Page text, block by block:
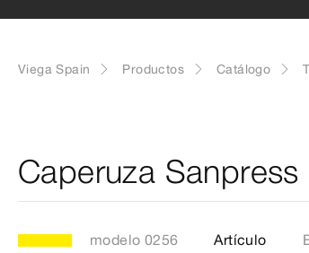
Viega Spain Productos Catálogo
Caperuza
modelo 0256 Artículo